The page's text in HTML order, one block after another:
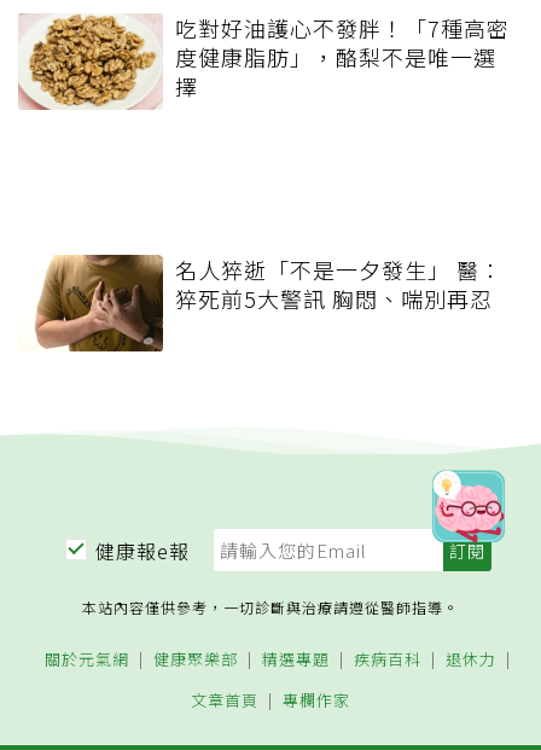
吃對好油護心不發胖！「7種高密
度健康脂肪」，酪梨不是唯一選
擇
名人猝逝「不是一夕發生」 醫：
猝死前5大警訊 胸悶、喘別再忍
健康報e報
本站內容僅供參考，一切診斷與治療請遵從醫師指導。
關於元氣網 健康聚樂部 精選專題 疾病百科
退休力
文章首頁
專欄作家